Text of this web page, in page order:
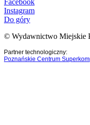
Instagram
Do góry
© Wydawnictwo Miejskie
Partner technologiczny:
Poznańskie Centrum